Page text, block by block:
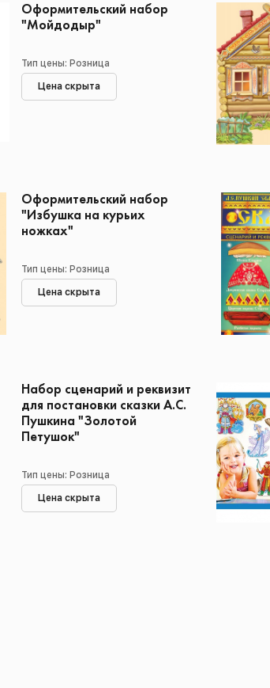
Оформительский набор
"Мойдодыр"
Тип цены: Розница
Цена скрыта
Оформительский набор
"Избушка на курьих
ножках"
Тип цены: Розница
Цена скрыта
Набор сценарий и реквизит
для постановки сказки А.С.
Пушкина "Золотой
Петушок"
Тип цены: Розница
Цена скрыта